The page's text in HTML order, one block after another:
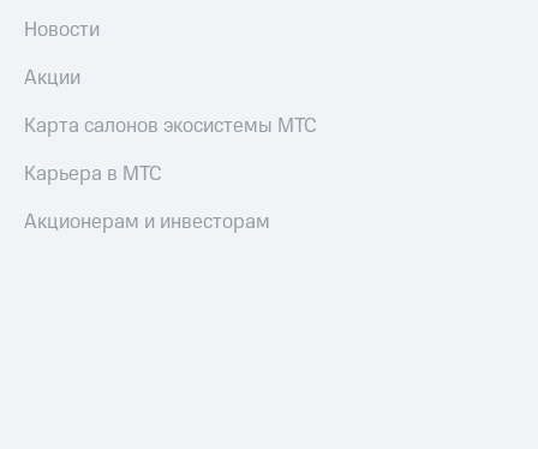
Новости
Акции
Карта салонов экосистемы МТС
Карьера в МТС
Акционерам и инвесторам